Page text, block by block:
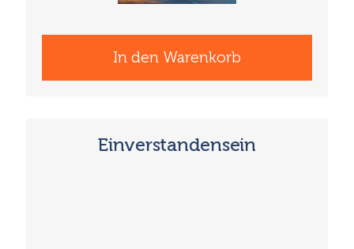
In den Warenkorb
Einverstandensein